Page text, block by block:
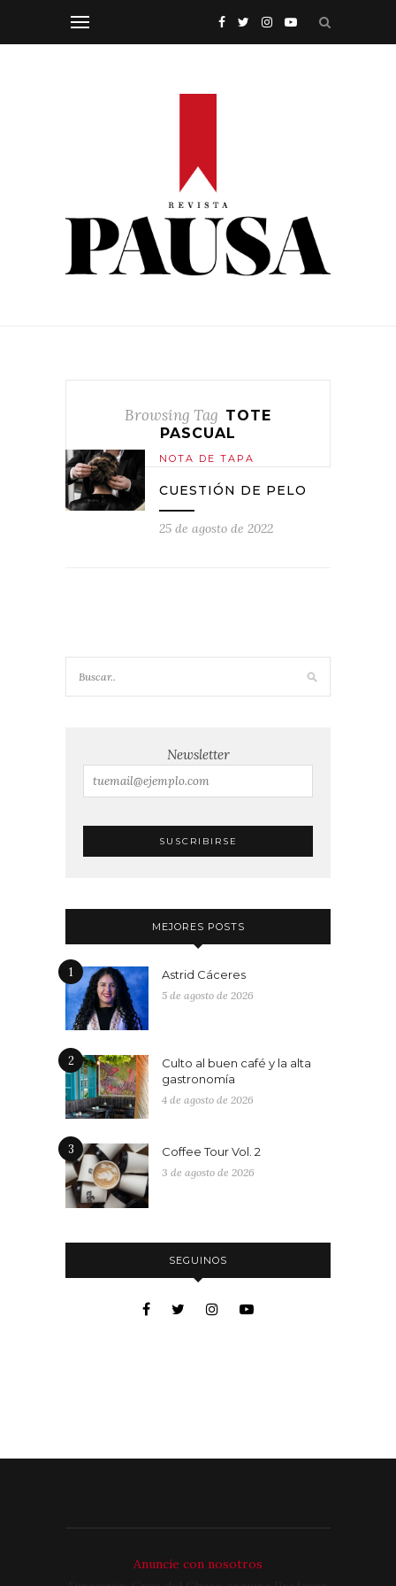
Browsing Tag TOTE
PASCUAL
NOTA DE TAPA
CUESTIÓN DE PELO
25 de agosto de 2022
Newsletter
MEJORES POSTS
1 Astrid Cáceres
5 de agosto de 2026
2
Culto al buen café y la alta
gastronomía
4 de agosto de 2026
3 Coffee Tour Vol. 2
3 de agosto de 2026
SEGUINOS
Anuncie con nosotros